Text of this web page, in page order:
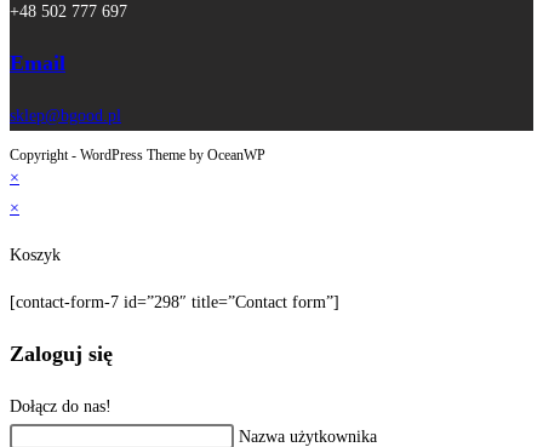
+48 502 777 697
Email
sklep@bgood.pl
Copyright - WordPress Theme by OceanWP
×
×
Koszyk
[contact-form-7 id=”298″ title=”Contact form”]
Zaloguj się
Dołącz do nas!
Nazwa użytkownika